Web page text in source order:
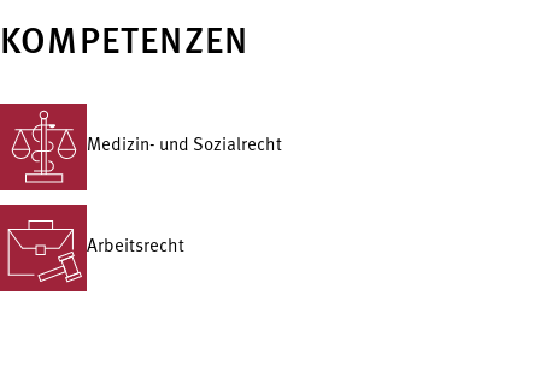
KOMPETENZEN
Medizin- und Sozialrecht
Arbeitsrecht